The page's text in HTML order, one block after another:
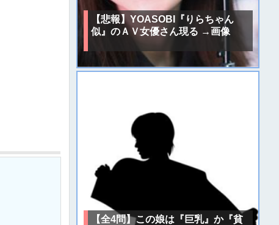
【悲報】YOASOBI『りらちゃん
似』のＡＶ女優さん現る →画像
【全4問】この娘は『巨乳』か『貧